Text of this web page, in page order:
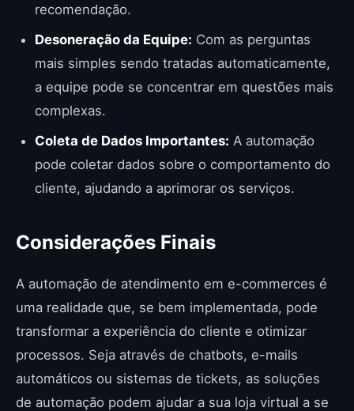
recomendação.
Desoneração da Equipe: Com as perguntas
mais simples sendo tratadas automaticamente,
a equipe pode se concentrar em questões mais
complexas.
Coleta de Dados Importantes: A automação
pode coletar dados sobre o comportamento do
cliente, ajudando a aprimorar os serviços.
Considerações Finais
A automação de atendimento em e-commerces é
uma realidade que, se bem implementada, pode
transformar a experiência do cliente e otimizar
processos. Seja através de chatbots, e-mails
automáticos ou sistemas de tickets, as soluções
de automação podem ajudar a sua loja virtual a se